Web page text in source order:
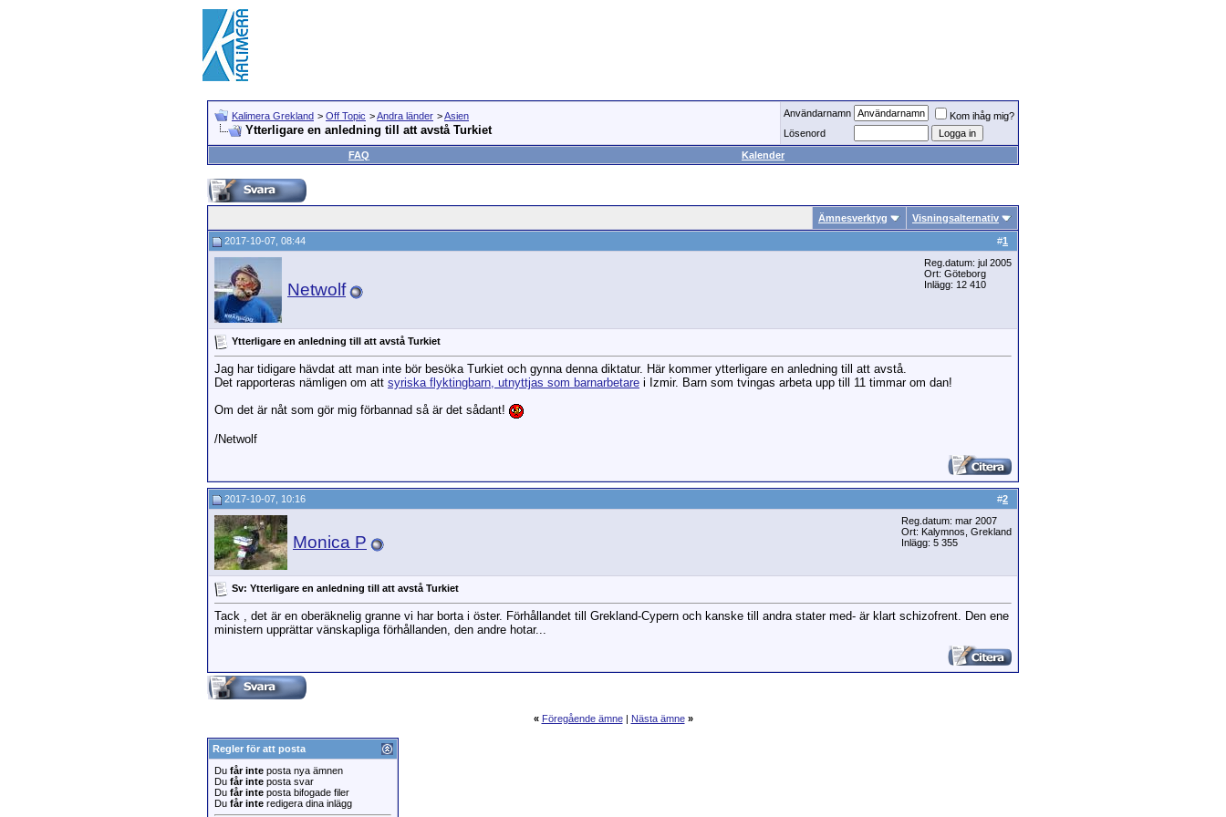
Kalimera Grekland > Off Topic >Andra länder >Asien
Ytterligare en anledning till att avstå Turkiet
Användarnamn
Kom ihåg mig?
Lösenord
FAQ
Kalender
Ämnesverktyg Visningsalternativ
#1
2017-10-07, 08:44
Netwolf
Reg.datum: jul 2005
Ort: Göteborg
Inlägg: 12 410
Ytterligare en anledning till att avstå Turkiet
Jag har tidigare hävdat att man inte bör besöka Turkiet och gynna denna diktatur. Här kommer ytterligare en anledning till att avstå.
Det rapporteras nämligen om att syriska flyktingbarn, utnyttjas som barnarbetare i Izmir. Barn som tvingas arbeta upp till 11 timmar om dan!
Om det är nåt som gör mig förbannad så är det sådant!
/Netwolf
#2
2017-10-07, 10:16
Monica P
Reg.datum: mar 2007
Ort: Kalymnos, Grekland
Inlägg: 5 355
Sv: Ytterligare en anledning till att avstå Turkiet
Tack , det är en oberäknelig granne vi har borta i öster. Förhållandet till Grekland-Cypern och kanske till andra stater med- är klart schizofrent. Den ene
ministern upprättar vänskapliga förhållanden, den andre hotar...
« Föregående ämne| Nästa ämne »
Regler för att posta
Du får inte posta nya ämnen
Du får inte posta svar
Du får inte posta bifogade filer
Du får inte redigera dina inlägg